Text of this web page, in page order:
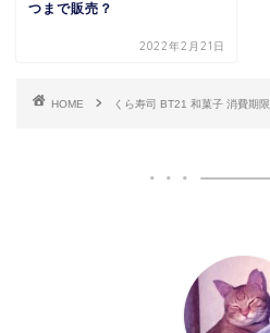
つまで販売？
2022年2月21日
HOME くら寿司 BT21 和菓子 消費期限